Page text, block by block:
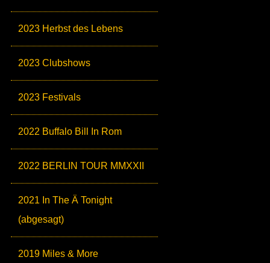
2023 Herbst des Lebens
2023 Clubshows
2023 Festivals
2022 Buffalo Bill In Rom
2022 BERLIN TOUR MMXXII
2021 In The Ä Tonight
(abgesagt)
2019 Miles & More